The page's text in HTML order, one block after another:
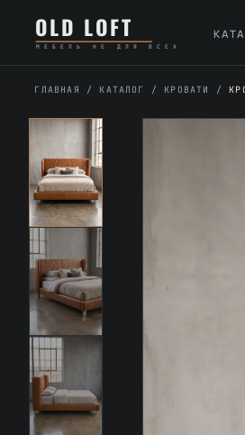
содержимому
содержимому
OLD LOFT
МЕБЕЛЬ НЕ ДЛЯ ВСЕХ
ГЛАВНАЯ / КАТАЛОГ / КРОВАТИ /